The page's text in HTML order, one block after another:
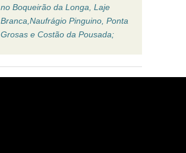
no Boqueirão da Longa, Laje
Branca,Naufrágio Pinguino, Ponta
Grosas e Costão da Pousada;